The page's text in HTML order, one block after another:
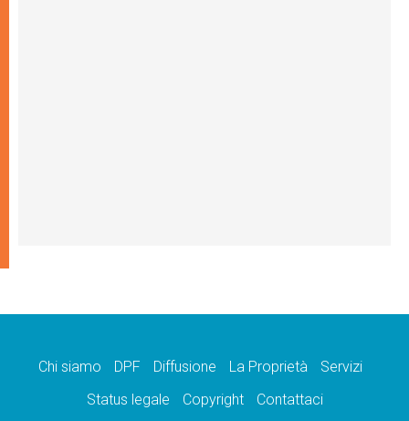
Chi siamo DPF Diffusione La Proprietà
Servizi
Status legale
Copyright Contattaci